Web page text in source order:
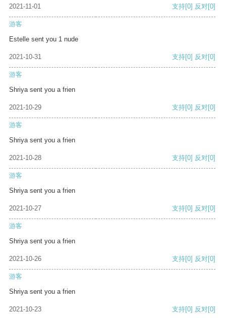
2021-11-01 支持[0] 反对[0]
游客
Estelle sent you 1 nude
2021-10-31 支持[0] 反对[0]
游客
Shriya sent you a frien
2021-10-29 支持[0] 反对[0]
游客
Shriya sent you a frien
2021-10-28 支持[0] 反对[0]
游客
Shriya sent you a frien
2021-10-27 支持[0] 反对[0]
游客
Shriya sent you a frien
2021-10-26 支持[0] 反对[0]
游客
Shriya sent you a frien
2021-10-23 支持[0] 反对[0]